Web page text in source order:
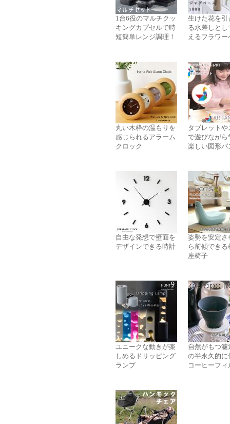
1台6役のマルチクッ
キングカプセルで時
短簡単レンジ調理！
生けた花を引
る水差しとし
えるフラワー
丸い木枠の温もりを
感じられるアラーム
クロック
タブレットや
で遊びながら
楽しい図形パ
自由な発想で壁面を
デザインできる時計
姿勢を安定さ
ら前傾できる
座椅子
ユニークな動きが楽
しめるドリッピング
ランプ
自然がもつ濾
の半永久的に
コーヒーフィ